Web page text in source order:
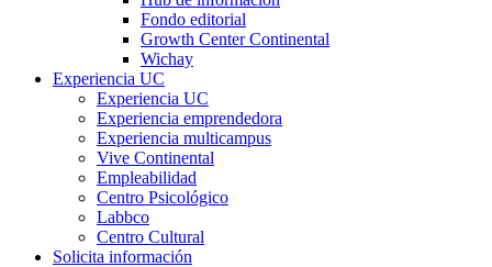
Fondo editorial
Growth Center Continental
Wichay
Experiencia UC
Experiencia UC
Experiencia emprendedora
Experiencia multicampus
Vive Continental
Empleabilidad
Centro Psicológico
Labbco
Centro Cultural
Solicita información